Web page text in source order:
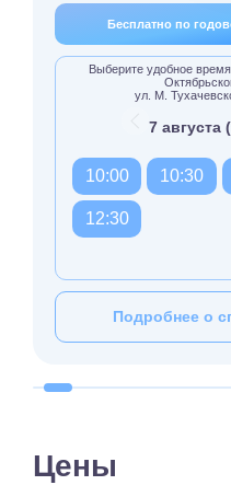
Бесплатно по
Выберите удобное
ул. М.
7 августа
10:00 10:30
12:30
Подробнее о
Цены